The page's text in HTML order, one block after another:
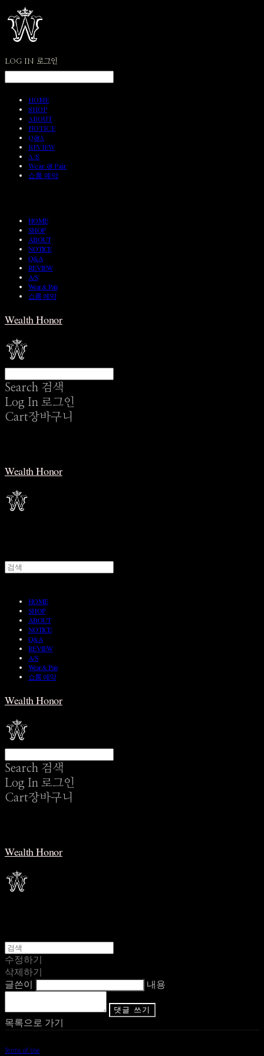
LOG IN 로그인
HOME
SHOP
ABOUT
NOTICE
Q&A
REVIEW
A/S
Wear & Pair
쇼룸 예약
HOME
SHOP
ABOUT
NOTICE
Q&A
REVIEW
A/S
Wear & Pair
쇼룸 예약
Wealth Honor
Search 검색
Log In 로그인
Cart장바구니
Wealth Honor
HOME
SHOP
ABOUT
NOTICE
Q&A
REVIEW
A/S
Wear & Pair
쇼룸 예약
Wealth Honor
Search 검색
Log In 로그인
Cart장바구니
Wealth Honor
수정하기
삭제하기
글쓴이
내용
댓글 쓰기
목록으로 가기
Terms of Use